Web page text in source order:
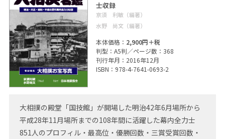
士収録
亰須 利敏（編著）
水野 尚文（編著）
本体価格： 2,900円＋税
判型：A5判／ページ数：368
刊行年月：2016年12月
ISBN：978-4-7641-0693-2
大相撲の殿堂「国技館」が開場した明治42年6月場所から
平成28年11月場所までの108年間に活躍した幕内全力士
851人のプロフィル・最高位・優勝回数・三賞受賞回数・